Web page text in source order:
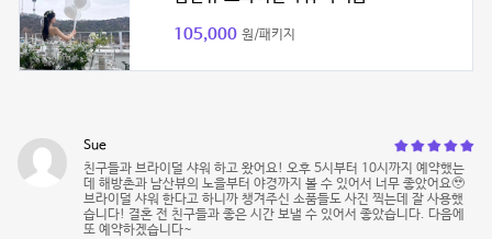
105,000 원/패키지
Sue
친구들과 브라이덜 샤워 하고 왔어요! 오후 5시부터 10시까지 예약했는
데 해방촌과 남산뷰의 노을부터 야경까지 볼 수 있어서 너무 좋았어요🥹
브라이덜 샤워 한다고 하니까 챙겨주신 소품들도 사진 찍는데 잘 사용했
습니다! 결혼 전 친구들과 좋은 시간 보낼 수 있어서 좋았습니다. 다음에
또 예약하겠습니다~